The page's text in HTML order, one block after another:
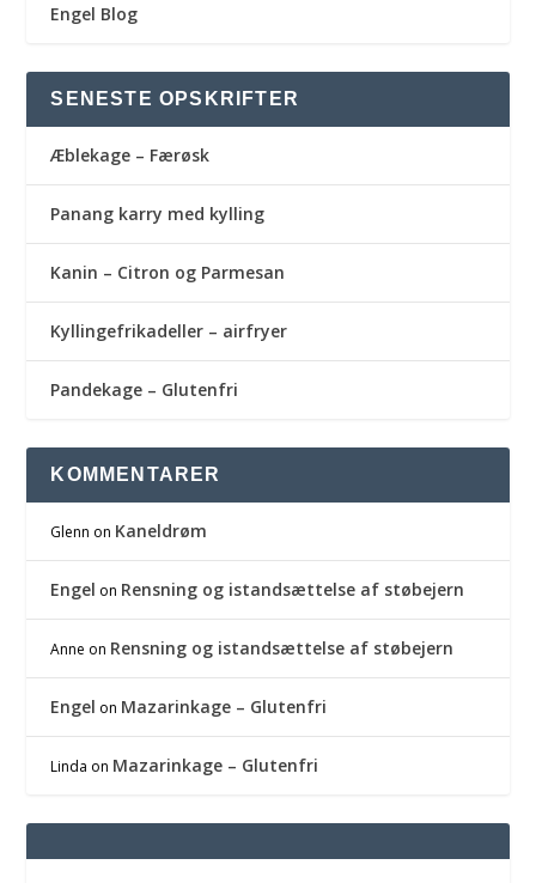
Engel Blog
SENESTE OPSKRIFTER
Æblekage – Færøsk
Panang karry med kylling
Kanin – Citron og Parmesan
Kyllingefrikadeller – airfryer
Pandekage – Glutenfri
KOMMENTARER
Glenn on Kaneldrøm
Engel on Rensning og istandsættelse af støbejern
Anne on Rensning og istandsættelse af støbejern
Engel on Mazarinkage – Glutenfri
Linda on Mazarinkage – Glutenfri